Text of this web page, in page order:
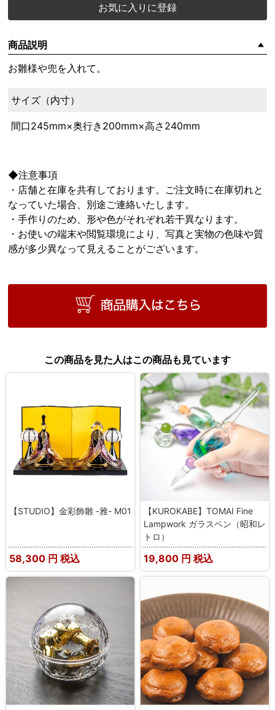
お気に入りに登録
商品説明
お雛様や兜を入れて。
サイズ（内寸）
間口245mm×奥行き200mm×高さ240mm
◆注意事項
・店舗と在庫を共有しております。ご注文時に在庫切れと
なっていた場合、別途ご連絡いたします。
・手作りのため、形や色がそれぞれ若干異なります。
・お使いの端末や閲覧環境により、写真と実物の色味や質
感が多少異なって見えることがございます。
この商品を見た人はこの商品も見ています
【STUDIO】金彩飾雛 -雅- M01
58,300 円 税込
【KUROKABE】TOMAI Fine
Lampwork ガラスペン（昭和レ
トロ）
19,800 円 税込